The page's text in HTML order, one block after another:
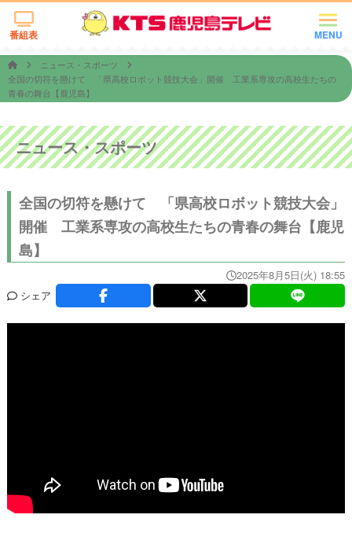
MENU
番組表
ニュース・スポーツ
全国の切符を懸けて 「県高校ロボット競技大会」開催 工業系専攻の高校生たちの
青春の舞台【鹿児島】
ニュース・スポーツ
全国の切符を懸けて 「県高校ロボット競技大会」
開催 工業系専攻の高校生たちの青春の舞台【鹿児
島】
2025年8月5日(火) 18:55
シェア